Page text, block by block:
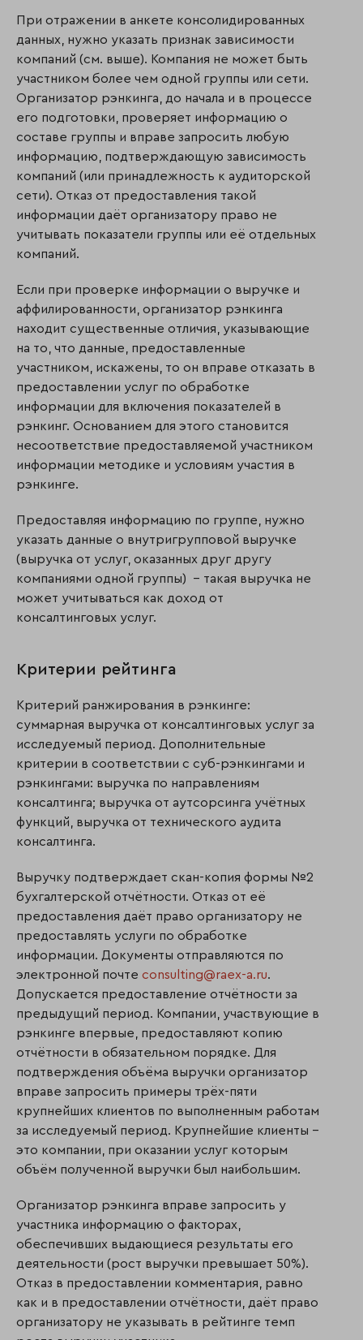
При отражении в анкете консолидированных
данных, нужно указать признак зависимости
компаний (см. выше). Компания не может быть
участником более чем одной группы или сети.
Организатор рэнкинга, до начала и в процессе
его подготовки, проверяет информацию о
составе группы и вправе запросить любую
информацию, подтверждающую зависимость
компаний (или принадлежность к аудиторской
сети). Отказ от предоставления такой
информации даёт организатору право не
учитывать показатели группы или её отдельных
компаний.
Если при проверке информации о выручке и
аффилированности, организатор рэнкинга
находит существенные отличия, указывающие
на то, что данные, предоставленные
участником, искажены, то он вправе отказать в
предоставлении услуг по обработке
информации для включения показателей в
рэнкинг. Основанием для этого становится
несоответствие предоставляемой участником
информации методике и условиям участия в
рэнкинге.
Предоставляя информацию по группе, нужно
указать данные о внутригрупповой выручке
(выручка от услуг, оказанных друг другу
компаниями одной группы) – такая выручка не
может учитываться как доход от
консалтинговых услуг.
Критерии рейтинга
Критерий ранжирования в рэнкинге:
суммарная выручка от консалтинговых услуг за
исследуемый период. Дополнительные
критерии в соответствии с суб-рэнкингами и
рэнкингами: выручка по направлениям
консалтинга; выручка от аутсорсинга учётных
функций, выручка от технического аудита
консалтинга.
Выручку подтверждает скан-копия формы №2
бухгалтерской отчётности. Отказ от её
предоставления даёт право организатору не
предоставлять услуги по обработке
информации. Документы отправляются по
электронной почте consulting@raex-a.ru.
Допускается предоставление отчётности за
предыдущий период. Компании, участвующие в
рэнкинге впервые, предоставляют копию
отчётности в обязательном порядке. Для
подтверждения объёма выручки организатор
вправе запросить примеры трёх-пяти
крупнейших клиентов по выполненным работам
за исследуемый период. Крупнейшие клиенты –
это компании, при оказании услуг которым
объём полученной выручки был наибольшим.
Организатор рэнкинга вправе запросить у
участника информацию о факторах,
обеспечивших выдающиеся результаты его
деятельности (рост выручки превышает 50%).
Отказ в предоставлении комментария, равно
как и в предоставлении отчётности, даёт право
организатору не указывать в рейтинге темп